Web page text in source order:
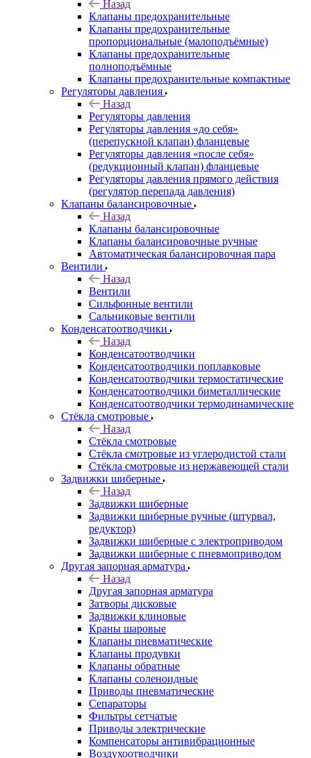
Назад
Клапаны предохранительные
Клапаны предохранительные
пропорциональные (малоподъёмные)
Клапаны предохранительные
полноподъёмные
Клапаны предохранительные компактные
Регуляторы давления
Назад
Регуляторы давления
Регуляторы давления «до себя»
(перепускной клапан) фланцевые
Регуляторы давления «после себя»
(редукционный клапан) фланцевые
Регуляторы давления прямого действия
(регулятор перепада давления)
Клапаны балансировочные
Назад
Клапаны балансировочные
Клапаны балансировочные ручные
Автоматическая балансировочная пара
Вентили
Назад
Вентили
Сильфонные вентили
Сальниковые вентили
Конденсатоотводчики
Назад
Конденсатоотводчики
Конденсатоотводчики поплавковые
Конденсатоотводчики термостатические
Конденсатоотводчики биметаллические
Конденсатоотводчики термодинамические
Стёкла смотровые
Назад
Стёкла смотровые
Стёкла смотровые из углеродистой стали
Стёкла смотровые из нержавеющей стали
Задвижки шиберные
Назад
Задвижки шиберные
Задвижки шиберные ручные (штурвал,
редуктор)
Задвижки шиберные с электроприводом
Задвижки шиберные с пневмоприводом
Другая запорная арматура
Назад
Другая запорная арматура
Затворы дисковые
Задвижки клиновые
Краны шаровые
Клапаны пневматические
Клапаны продувки
Клапаны обратные
Клапаны соленоидные
Приводы пневматические
Сепараторы
Фильтры сетчатые
Приводы электрические
Компенсаторы антивибрационные
Воздухоотводчики